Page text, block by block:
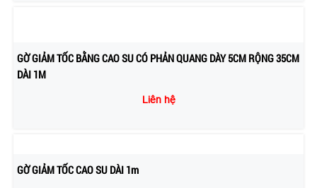
GỜ GIẢM TỐC BẰNG CAO SU CÓ PHẢN QUANG DÀY 5CM RỘNG 35CM
DÀI 1M
Liên hệ
GỜ GIẢM TỐC CAO SU DÀI 1m